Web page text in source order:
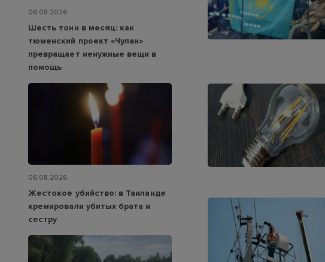
06.08.2026
Шесть тонн в месяц: как
тюменский проект «Чулан»
превращает ненужные вещи в
помощь
06.08.2026
Жестокое убийство: в Таиланде
кремировали убитых брата и
сестру